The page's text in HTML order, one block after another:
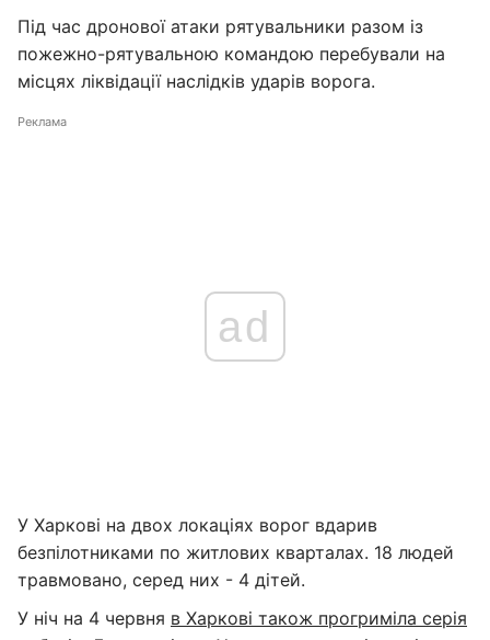
Під час дронової атаки рятувальники разом із
пожежно-рятувальною командою перебували на
місцях ліквідації наслідків ударів ворога.
Реклама
ad
У Харкові на двох локаціях ворог вдарив
безпілотниками по житлових кварталах. 18 людей
травмовано, серед них - 4 дітей.
У ніч на 4 червня в Харкові також прогриміла серія